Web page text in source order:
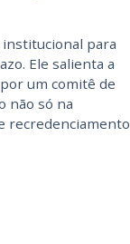
institucional para
Ele salienta a
um comitê de
não só na
recredenciamento